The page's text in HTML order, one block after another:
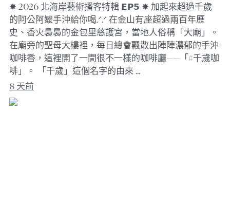
✸ 2026 北海岸藝術播客特輯 𝗘𝗣𝟱 ✸ 加起來超過千歲
的阿公阿嬤手沖給你喝.ᐟ.ᐟ 在金山有座超過兩百年歷
史、香火裊裊的金包里慈護宮，當地人俗稱「大廟」。
在廟旁的聖母大樓裡，每日總會飄散出陣陣濃郁的手沖
咖啡香，這裡開了一間很不一樣的咖啡廳——「#千歲咖
啡」。 「千歲」這個名字的由來 …
8 天前